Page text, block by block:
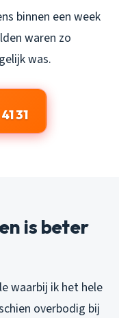
binnen een week
waren zo
was.
31
is beter
waarbij ik het hele
overbodig bij